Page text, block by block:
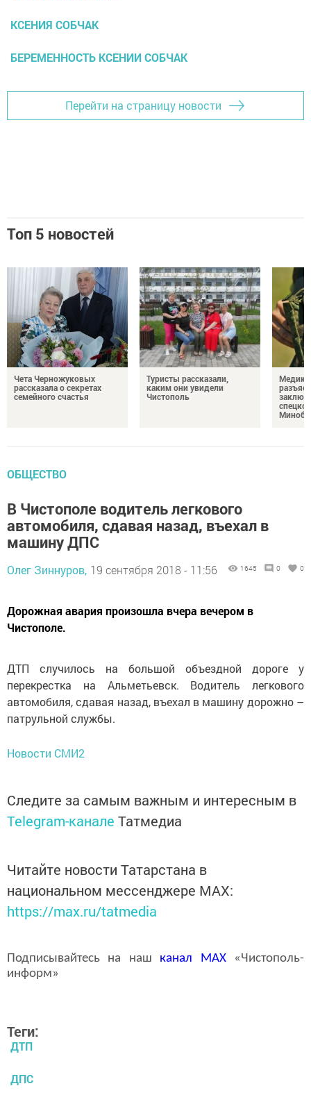
КСЕНИЯ СОБЧАК
БЕРЕМЕННОСТЬ КСЕНИИ СОБЧАК
Перейти на страницу новости
Топ 5 новостей
Чета Черножуковых
рассказала о секретах
семейного счастья
Туристы рассказали,
каким они увидели
Чистополь
ОБЩЕСТВО
В Чистополе водитель легкового
автомобиля, сдавая назад, въехал в
машину ДПС
Олег Зиннуров, 19 сентября 2018 - 11:56 1645 0 0
Дорожная авария произошла вчера вечером в
Чистополе.
ДТП случилось на большой объездной дороге у
перекрестка на Альметьевск. Водитель легкового
автомобиля, сдавая назад, въехал в машину дорожно –
патрульной службы.
Новости СМИ2
Следите за самым важным и интересным в
Telegram-канале Татмедиа
Читайте новости Татарстана в
национальном мессенджере MАХ:
https://max.ru/tatmedia
Подписывайтесь на наш канал MAX«Чистополь-
информ»
Теги:
ДТП
ДПС